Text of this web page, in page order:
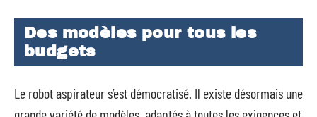
Des modèles pour tous les
budgets
Le robot aspirateur s’est démocratisé. Il existe désormais une